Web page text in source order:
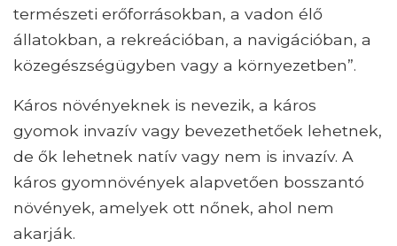
természeti erőforrásokban, a vadon élő
állatokban, a rekreációban, a navigációban, a
közegészségügyben vagy a környezetben”.
Káros növényeknek is nevezik, a káros
gyomok invazív vagy bevezethetőek lehetnek,
de ők lehetnek natív vagy nem is invazív. A
káros gyomnövények alapvetően bosszantó
növények, amelyek ott nőnek, ahol nem
akarják.